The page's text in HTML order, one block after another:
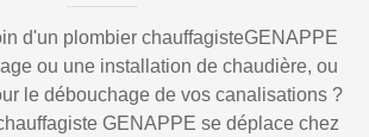
d'un plombier chauffagisteGENAPPE
ou une installation de chaudière, ou
le débouchage de vos canalisations ?
GENAPPE se déplace chez